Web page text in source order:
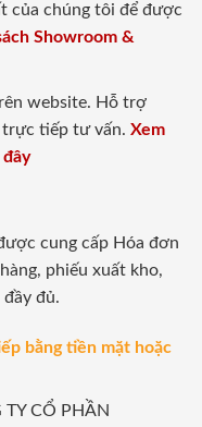
của chúng tôi để được
Showroom &
website. Hỗ trợ
trực tiếp tư vấn. Xem
cung cấp Hóa đơn
phiếu xuất kho,
đầy đủ.
bằng tiền mặt hoặc
CỔ PHẦN